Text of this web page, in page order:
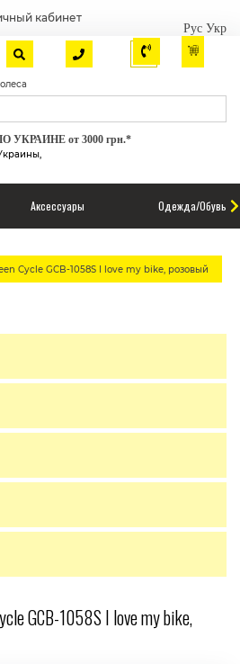
кабинет
Рус Укр
от 3000 грн.*
Аксессуары Одежда/Обувь
Cycle GCB-1058S I love my bike, розовый
GCB-1058S I love my bike,